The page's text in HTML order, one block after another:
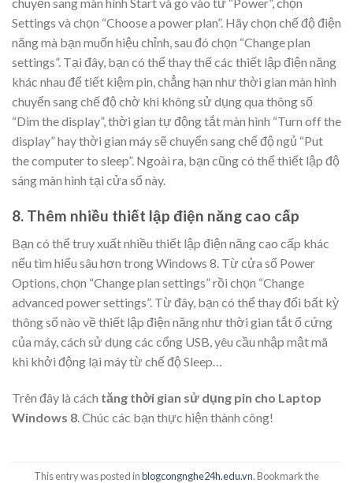
chuyển sang màn hình Start và gõ vào từ “Power”, chọn
Settings và chọn “Choose a power plan”. Hãy chọn chế độ điện
năng mà bạn muốn hiệu chỉnh, sau đó chọn “Change plan
settings”. Tại đây, bạn có thể thay thế các thiết lập điện năng
khác nhau để tiết kiệm pin, chẳng hạn như thời gian màn hình
chuyển sang chế độ chờ khi không sử dụng qua thông số
“Dim the display”, thời gian tự động tắt màn hình “Turn off the
display” hay thời gian máy sẽ chuyển sang chế độ ngủ “Put
the computer to sleep”. Ngoài ra, bạn cũng có thể thiết lập độ
sáng màn hình tại cửa sổ này.
8. Thêm nhiều thiết lập điện năng cao cấp
Bạn có thể truy xuất nhiều thiết lập điện năng cao cấp khác
nếu tìm hiểu sâu hơn trong Windows 8. Từ cửa sổ Power
Options, chọn “Change plan settings” rồi chọn “Change
advanced power settings”. Từ đây, bạn có thể thay đổi bất kỳ
thông số nào về thiết lập điện năng như thời gian tắt ổ cứng
của máy, cách sử dụng các cổng USB, yêu cầu nhập mật mã
khi khởi động lại máy từ chế độ Sleep…
Trên đây là cách tăng thời gian sử dụng pin cho Laptop
Windows 8 . Chúc các bạn thực hiện thành công!
This entry was posted inblogcongnghe24h.edu.vn. Bookmark the